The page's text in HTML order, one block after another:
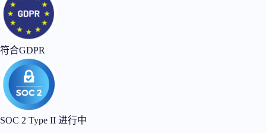
符合GDPR
SOC 2 Type II 进行中